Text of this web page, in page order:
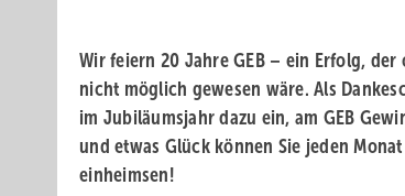
Wir feiern 20 Jahre GEB – ein Erfolg,
nicht möglich gewesen wäre. Als
im Jubiläums­jahr dazu ein, am GEB
und etwas Glück können Sie jeden
einheimsen!